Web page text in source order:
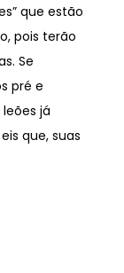
que estão
pois terão
Se
pré e
já
que, suas